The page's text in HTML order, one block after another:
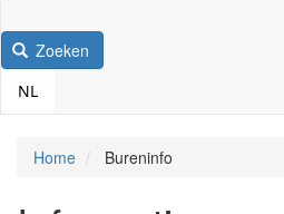
Zoeken
NL
Home Bureninfo